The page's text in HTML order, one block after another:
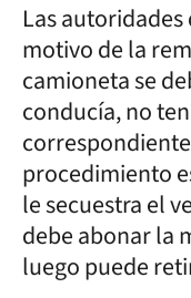
Las
motivo de la
camioneta se
conducía, no
procedimiento
le secuestra el
debe abonar la
luego puede